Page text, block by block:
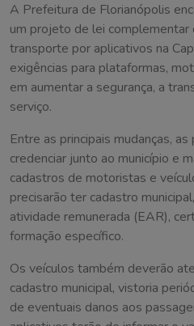
A Prefeitura de Florianópolis
um projeto de lei complementar
transporte por aplicativos na
exigências para plataformas,
em aumentar a segurança, a
serviço.
Entre as principais mudanças,
credenciar junto ao município e
cadastros de motoristas e
precisarão ter cadastro
atividade remunerada (EAR),
formação específico.
Os veículos também deverão
cadastro municipal, vistoria
de eventuais danos aos